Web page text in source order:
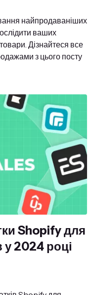
найпродаваніших
ваших
Дізнайтеся все
з цього посту
Shopify для
2024 році